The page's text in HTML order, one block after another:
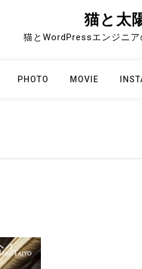
猫と太
猫とWordPressエンジニ
PHOTO MOVIE